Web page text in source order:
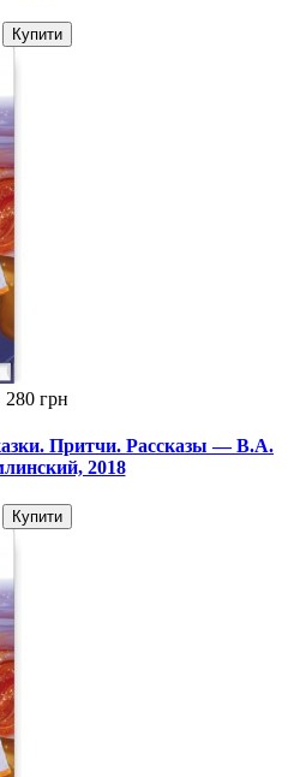
Купити
280 грн
Притчи. Рассказы — В.А.
2018
Купити